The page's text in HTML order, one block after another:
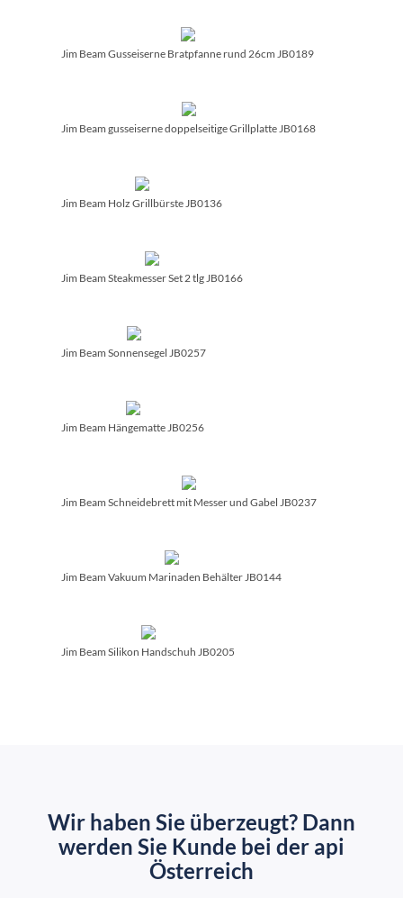
Jim Beam Gusseiserne Bratpfanne rund 26cm JB0189
Jim Beam gusseiserne doppelseitige Grillplatte JB0168
Jim Beam Holz Grillbürste JB0136
Jim Beam Steakmesser Set 2 tlg JB0166
Jim Beam Sonnensegel JB0257
Jim Beam Hängematte JB0256
Jim Beam Schneidebrett mit Messer und Gabel JB0237
Jim Beam Vakuum Marinaden Behälter JB0144
Jim Beam Silikon Handschuh JB0205
Wir haben Sie überzeugt? Dann
werden Sie Kunde bei der api
Österreich